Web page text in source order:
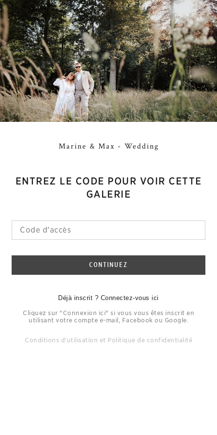
Marine & Max - Wedding
ENTREZ LE CODE POUR VOIR CETTE
GALERIE
CONTINUEZ
Déjà inscrit ? Connectez-vous ici
Cliquez sur "Connexion ici" si vous vous êtes inscrit en
utilisant votre compte e-mail, Facebook ou Google.
Conditions d'utilisation et Politique de confidentialité